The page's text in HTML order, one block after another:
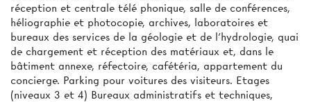
réception et centrale télé­ phonique, salle de conférences,
héliographie et photocopie, archives, laboratoires et
bureaux des services de la géologie et de l’hydrologie, quai
de chargement et réception des matériaux et, dans le
bâtiment annexe, réfectoire, cafétéria, appartement du
concierge. Parking pour voitures des visiteurs. Etages
(niveaux 3 et 4) Bureaux administratifs et techniques,